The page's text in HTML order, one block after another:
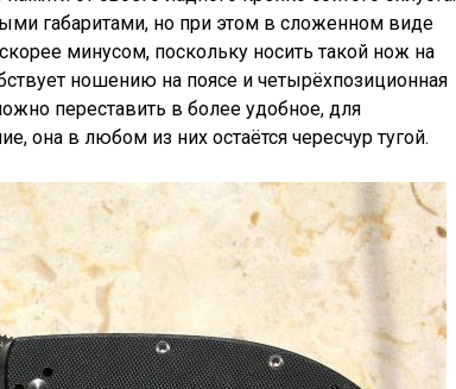
габаритами, но при этом в сложенном виде
минусом, поскольку носить такой нож на
ношению на поясе и четырёхпозиционная
переставить в более удобное, для
она в любом из них остаётся чересчур тугой.